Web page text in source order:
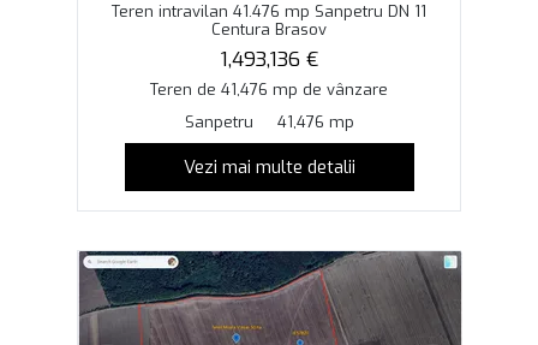
Teren intravilan 41.476 mp Sanpetru DN 11
Centura Brasov
1,493,136 €
Teren de 41,476 mp de vânzare
Sanpetru
41,476 mp
Vezi mai multe detalii